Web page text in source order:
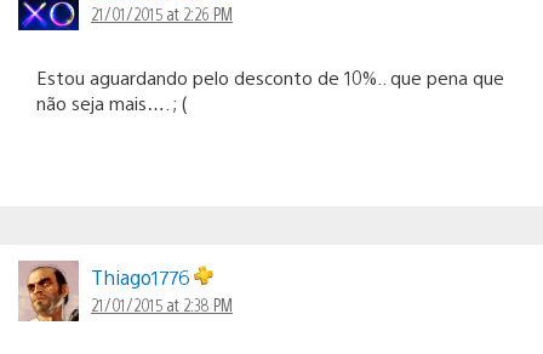
21/01/2015 at 2:26 PM
Estou aguardando pelo desconto de 10%.. que pena que
não seja mais…. ; (
Thiago1776
21/01/2015 at 2:38 PM